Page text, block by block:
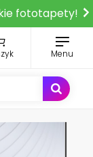
fototapety!
Menu